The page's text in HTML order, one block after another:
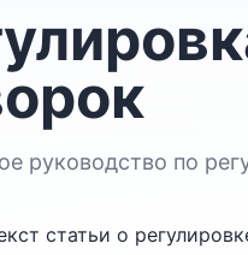
руководство по
статьи о